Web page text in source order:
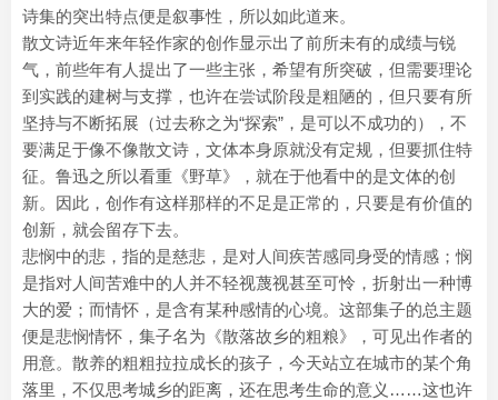
诗集的突出特点便是叙事性，所以如此道来。
散文诗近年来年轻作家的创作显示出了前所未有的成绩与锐
气，前些年有人提出了一些主张，希望有所突破，但需要理论
到实践的建树与支撑，也许在尝试阶段是粗陋的，但只要有所
坚持与不断拓展（过去称之为“探索”，是可以不成功的），不
要满足于像不像散文诗，文体本身原就没有定规，但要抓住特
征。鲁迅之所以看重《野草》，就在于他看中的是文体的创
新。因此，创作有这样那样的不足是正常的，只要是有价值的
创新，就会留存下去。
悲悯中的悲，指的是慈悲，是对人间疾苦感同身受的情感；悯
是指对人间苦难中的人并不轻视蔑视甚至可怜，折射出一种博
大的爱；而情怀，是含有某种感情的心境。这部集子的总主题
便是悲悯情怀，集子名为《散落故乡的粗粮》，可见出作者的
用意。散养的粗粗拉拉成长的孩子，今天站立在城市的某个角
落里，不仅思考城乡的距离，还在思考生命的意义……这也许